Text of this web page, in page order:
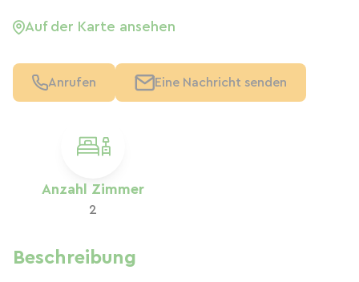
Anzahl Zimmer
2
Beschreibung
Auf der Karte ansehen
Anrufen Eine Nachricht senden